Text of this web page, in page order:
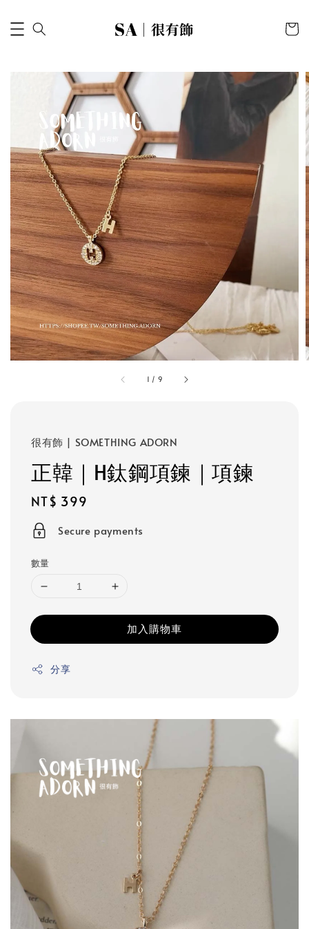
1 / 9
很有飾 | SOMETHING ADORN
正韓｜H鈦鋼項鍊｜項鍊
Regular
price
NT$ 399
Secure payments
數量
加入購物車
分享